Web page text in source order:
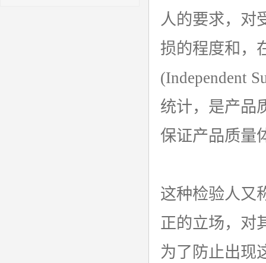
人的要求，对
损的程度和，
(Independent
统计，是产品
保证产品质量
这种检验人又
正的立场，对
为了防止出现